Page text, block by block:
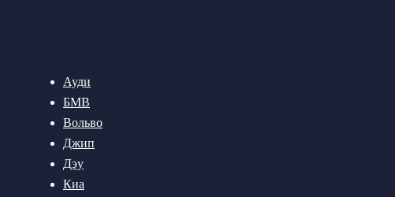
Ауди
БМВ
Вольво
Джип
Дэу
Киа